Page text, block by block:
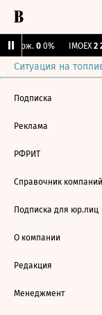
Бирж. 0 0% IMOEX 2
Ситуация на
Подписка
Реклама
РФРИТ
Справочник компаний
Подписка для юр.лиц
О компании
Редакция
Менеджмент